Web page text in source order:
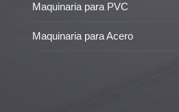
Maquinaria para PVC
Maquinaria para Acero